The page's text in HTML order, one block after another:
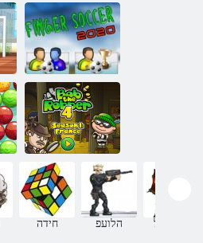
2020 תועבצא
לגרודכ
4 דדושה בוב
חידה הלועפ
הגנה על